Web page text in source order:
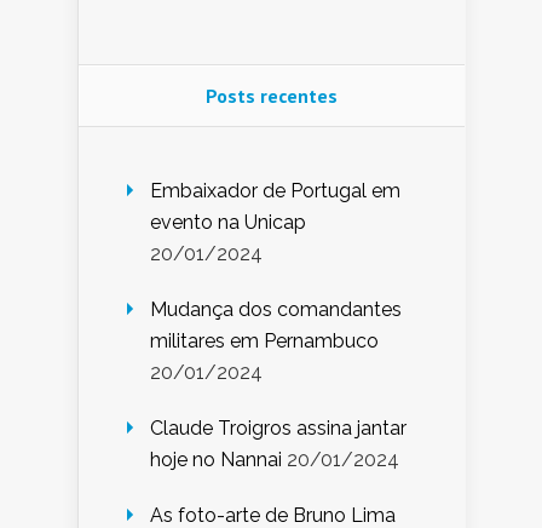
Posts recentes
Embaixador de Portugal em
evento na Unicap
20/01/2024
Mudança dos comandantes
militares em Pernambuco
20/01/2024
Claude Troigros assina jantar
hoje no Nannai 20/01/2024
As foto-arte de Bruno Lima